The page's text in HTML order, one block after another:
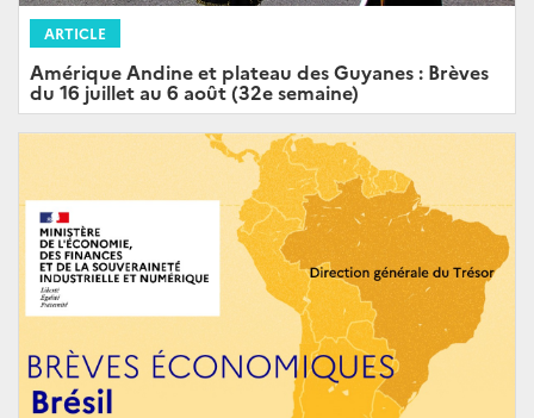
ARTICLE
Amérique Andine et plateau des Guyanes : Brèves
du 16 juillet au 6 août (32e semaine)